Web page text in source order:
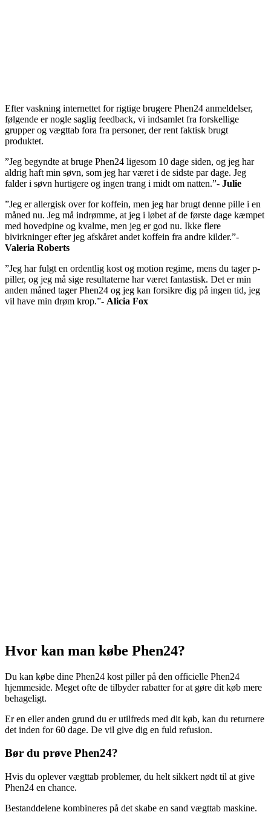
Efter vaskning internettet for rigtige brugere Phen24 anmeldelser,
følgende er nogle saglig feedback, vi indsamlet fra forskellige
grupper og vægttab fora fra personer, der rent faktisk brugt
produktet.
”Jeg begyndte at bruge Phen24 ligesom 10 dage siden, og jeg har
aldrig haft min søvn, som jeg har været i de sidste par dage. Jeg
falder i søvn hurtigere og ingen trang i midt om natten.”- Julie
”Jeg er allergisk over for koffein, men jeg har brugt denne pille i en
måned nu. Jeg må indrømme, at jeg i løbet af de første dage kæmpet
med hovedpine og kvalme, men jeg er god nu. Ikke flere
bivirkninger efter jeg afskåret andet koffein fra andre kilder.”-
Valeria Roberts
”Jeg har fulgt en ordentlig kost og motion regime, mens du tager p-
piller, og jeg må sige resultaterne har været fantastisk. Det er min
anden måned tager Phen24 og jeg kan forsikre dig på ingen tid, jeg
vil have min drøm krop.”- Alicia Fox
Hvor kan man købe Phen24?
Du kan købe dine Phen24 kost piller på den officielle Phen24
hjemmeside. Meget ofte de tilbyder rabatter for at gøre dit køb mere
behageligt.
Er en eller anden grund du er utilfreds med dit køb, kan du returnere
det inden for 60 dage. De vil give dig en fuld refusion.
Bør du prøve Phen24?
Hvis du oplever vægttab problemer, du helt sikkert nødt til at give
Phen24 en chance.
Bestanddelene kombineres på det skabe en sand vægttab maskine.